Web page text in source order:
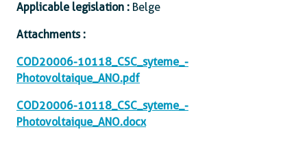
Applicable legislation : Belge
Attachments :
COD20006-10118_CSC_syteme_-
Photovoltaique_ANO.pdf
COD20006-10118_CSC_syteme_-
Photovoltaique_ANO.docx